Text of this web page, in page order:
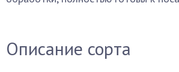
Описание сорта